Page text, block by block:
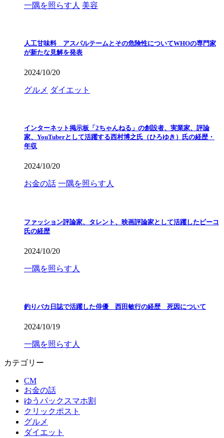
一隅を照らす人 美容
人工甘味料 アスパルテームとその危険性についてWHOの専門家
が新たな見解を発表
2024/10/20
グルメ ダイエット
インターネット掲示板「2ちゃんねる」の創設者、実業家、評論
家、YouTuberとして活躍する西村博之氏（ひろゆき）氏の経歴・
年収
2024/10/20
お金の話 一隅を照らす人
ファッション評論家、タレント、映画評論家として活躍したピーコ
氏の経歴
2024/10/20
一隅を照らす人
釣りバカ日誌で活躍した俳優 西田敏行の経歴 死因について
2024/10/19
一隅を照らす人
カテゴリー
CM
お金の話
ゆうパックスマホ割
クリックポスト
グルメ
ダイエット